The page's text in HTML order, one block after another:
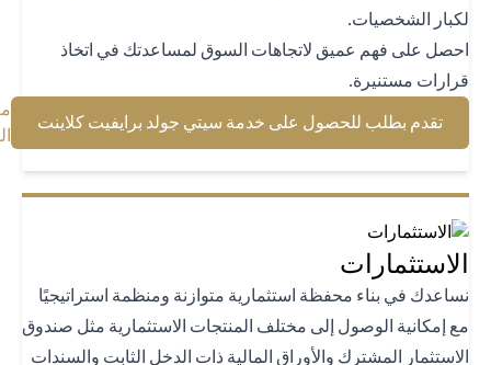
الشخصيات.
على فهم عميق لاتجاهات السوق لمساعدتك في اتخاذ
مستنيرة.
تقدم بطلب للحصول على خدمة سيتي جولد برايفيت كلاينت(opens in a new tab)
معرفة
المزيد(opens in a new tab)
في بناء محفظة استثمارية متوازنة ومنظمة استراتيجيًا
إمكانية الوصول إلى مختلف المنتجات الاستثمارية مثل صندوق
المشترك والأوراق المالية ذات الدخل الثابت والسندات